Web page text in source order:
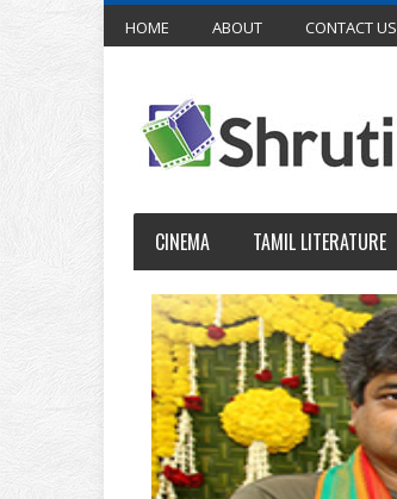
HOME ABOUT CONTACT US
CINEMA TAMIL LITERATURE